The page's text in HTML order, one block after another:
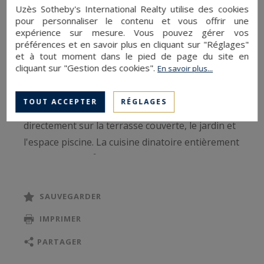
offre 126 m² habitables au cœur d'un jardin
paysagé de 503 m² avec piscine, terrain de
pétanque et garage.
L'entrée ouvre sur une superbe pièce de vie de
près de 50 m², baignée de lumière grâce à ses
nombreuses portes-fenêtres donnant
directement sur la terrasse couverte, le jardin et
l'espace piscine. La cuisine dinatoire entièrement
équipée (20,6 m²), ouverte sur le séjour,
terrasse, idéale pour les repas en extérieur.
L'espace nuit, desservi par un couloir, comprend
trois chambres confortables de belles
SAUVEGARDER
IMPRIMER
PARTAGER
Uzès Sotheby's International Realty utilise des cookies
pour personnaliser le contenu et vous offrir une
expérience sur mesure. Vous pouvez gérer vos
préférences et en savoir plus en cliquant sur "Réglages"
et à tout moment dans le pied de page du site en
cliquant sur "Gestion des cookies".En savoir plus...
TOUT ACCEPTER RÉGLAGES